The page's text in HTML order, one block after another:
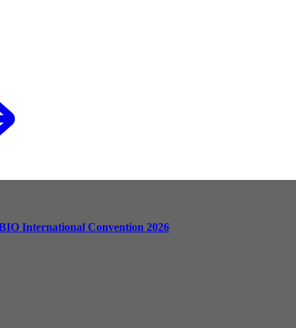
International Convention 2026